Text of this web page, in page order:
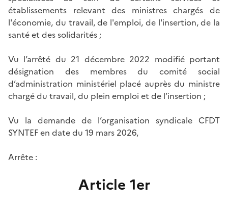
établissements relevant des ministres chargés de
l'économie, du travail, de l'emploi, de l'insertion, de la
santé et des solidarités ;
Vu l’arrêté du 21 décembre 2022 modifié portant
désignation des membres du comité social
d’administration ministériel placé auprès du ministre
chargé du travail, du plein emploi et de l’insertion ;
Vu la demande de l’organisation syndicale CFDT
SYNTEF en date du 19 mars 2026,
Arrête :
Article 1er